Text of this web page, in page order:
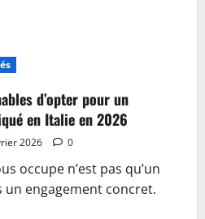
d’opter pour un
en Italie en 2026
2026 0
occupe n’est pas qu’un
un engagement concret.